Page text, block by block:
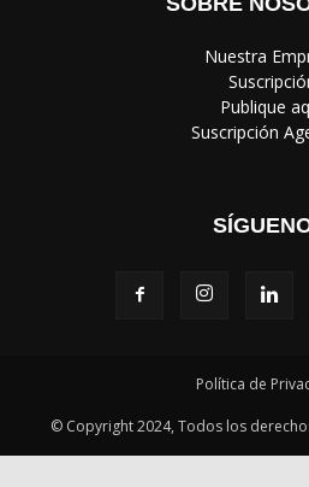
Nuestra
Publique
Suscripción
Política de
© Copyright 2024, Todos los